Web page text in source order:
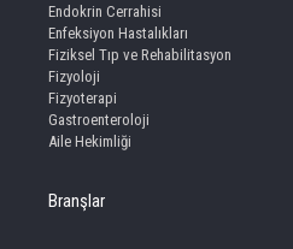
Endokrin Cerrahisi
Enfeksiyon Hastalıkları
Fiziksel Tıp ve Rehabilitasyon
Fizyoloji
Fizyoterapi
Gastroenteroloji
Aile Hekimliği
Branşlar